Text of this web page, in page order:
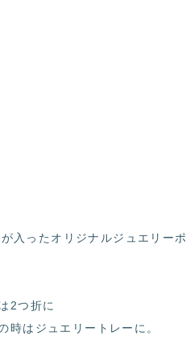
入ったオリジナルジュエリーポ
2つ折に
時はジュエリートレーに。